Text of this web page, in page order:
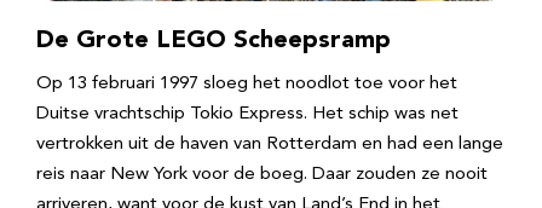
De Grote LEGO Scheepsramp
Op 13 februari 1997 sloeg het noodlot toe voor het
Duitse vrachtschip Tokio Express. Het schip was net
vertrokken uit de haven van Rotterdam en had een lange
reis naar New York voor de boeg. Daar zouden ze nooit